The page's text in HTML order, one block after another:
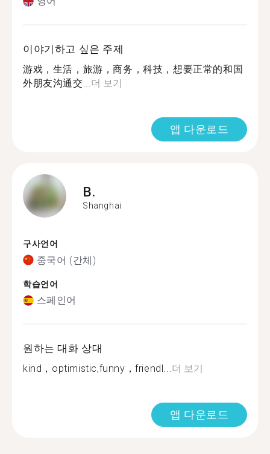
이야기하고 싶은 주제
游戏，生活，旅游，商务，科技，想要正常的和国
外朋友沟通交...더 보기
앱 다운로드
B.
Shanghai
구사언어
중국어 (간체)
학습언어
스페인어
원하는 대화 상대
kind，optimistic,funny，friendl...더 보기
앱 다운로드